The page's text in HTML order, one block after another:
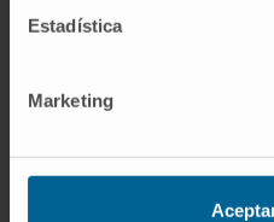
Estadística
Marketing
síntomas
Irritabilidad.
Ansiedad.
Dolor de cabeza.